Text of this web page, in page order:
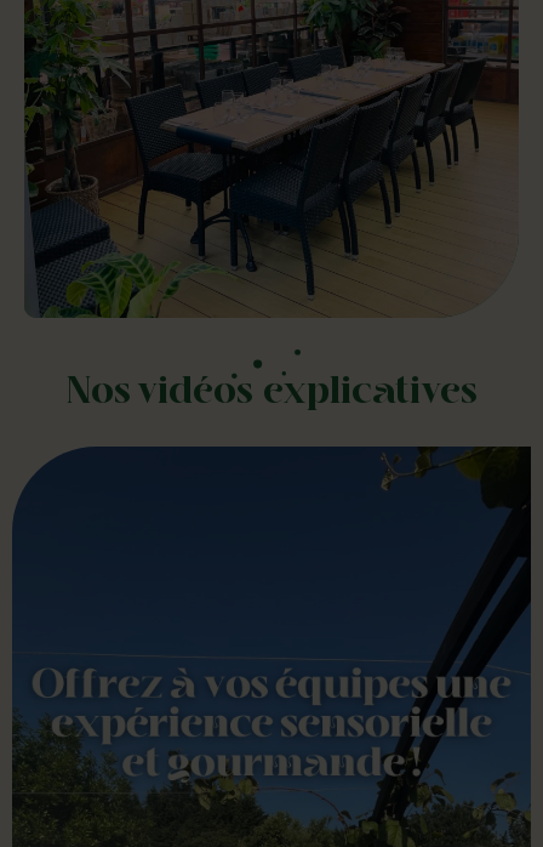
Nos vidéos explicatives